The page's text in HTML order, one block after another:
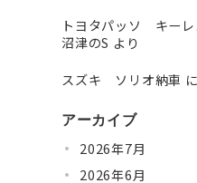
トヨタパッソ キー
沼津のS より
スズキ ソリオ納車 に
アーカイブ
2026年7月
2026年6月